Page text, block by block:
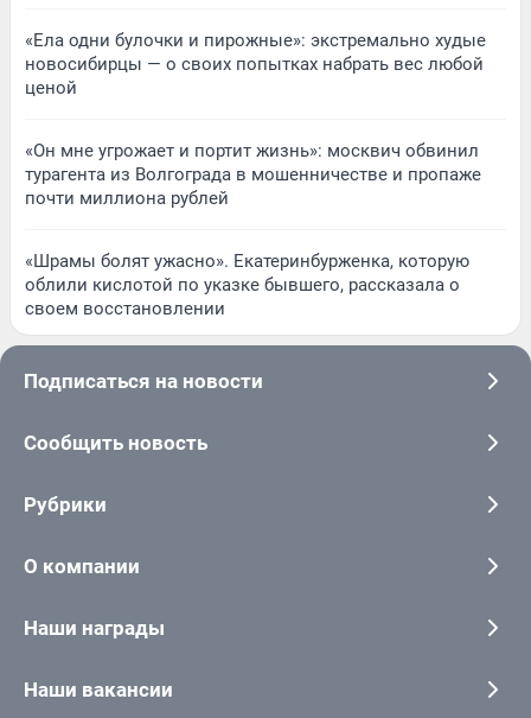
«Ела одни булочки и пирожные»: экстремально худые
новосибирцы — о своих попытках набрать вес любой
ценой
«Он мне угрожает и портит жизнь»: москвич обвинил
турагента из Волгограда в мошенничестве и пропаже
почти миллиона рублей
«Шрамы болят ужасно». Екатеринбурженка, которую
облили кислотой по указке бывшего, рассказала о
своем восстановлении
Подписаться на новости
Сообщить новость
Рубрики
О компании
Наши награды
Наши вакансии